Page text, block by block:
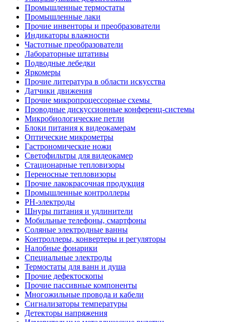
Промышленные термостаты
Промышленные лаки
Прочие инвенторы и преобразователи
Индикаторы влажности
Частотные преобразователи
Лабораторные штативы
Подводные лебедки
Яркомеры
Прочие литература в области искусства
Датчики движения
Прочие микропроцессорные схемы
Проводные дискуссионные конференц-системы
Микробиологические петли
Блоки питания к видеокамерам
Оптические микрометры
Гастрономические ножи
Светофильтры для видеокамер
Стационарные тепловизоры
Переносные тепловизоры
Прочие лакокрасочная продукция
Промышленные контроллеры
PH-электроды
Шнуры питания и удлинители
Мобильные телефоны, смартфоны
Соляные электродные ванны
Контроллеры, конвертеры и регуляторы
Налобные фонарики
Специальные электроды
Термостаты для ванн и душа
Прочие дефектоскопы
Прочие пассивные компоненты
Многожильные провода и кабели
Сигнализаторы температуры
Детекторы напряжения